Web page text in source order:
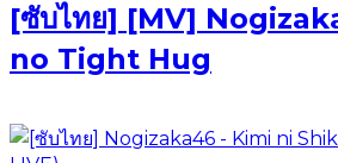
[ซับไทย] [MV]
no Tight Hug